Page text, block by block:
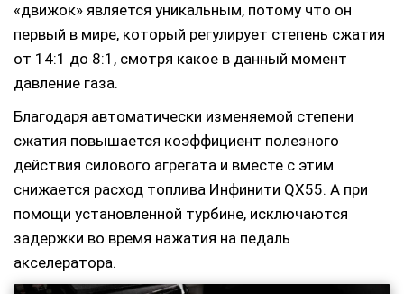
«движок» является уникальным, потому что он
первый в мире, который регулирует степень сжатия
от 14:1 до 8:1, смотря какое в данный момент
давление газа.
Благодаря автоматически изменяемой степени
сжатия повышается коэффициент полезного
действия силового агрегата и вместе с этим
снижается расход топлива Инфинити QX55. А при
помощи установленной турбине, исключаются
задержки во время нажатия на педаль
акселератора.